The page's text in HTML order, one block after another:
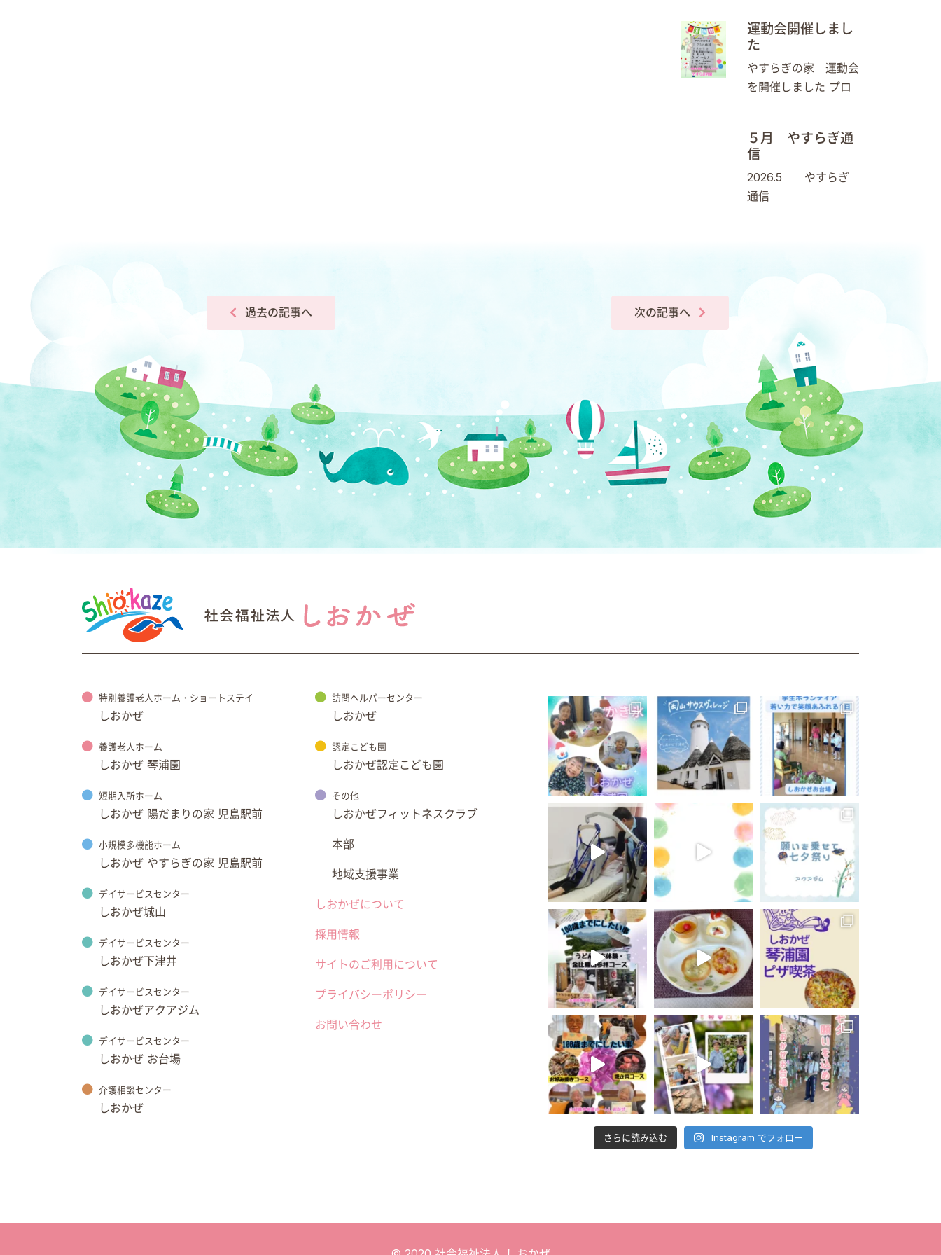
運動会開催しまし
た
やすらぎの家 運動会
を開催しました プロ
５月 やすらぎ通
信
2026.5 やすらぎ
通信
過去の記事へ 次の記事へ
特別養護老人ホーム・ショートステイ
しおかぜ
養護老人ホーム
しおかぜ 琴浦園
短期入所ホーム
しおかぜ 陽だまりの家 児島駅前
小規模多機能ホーム
しおかぜ やすらぎの家 児島駅前
デイサービスセンター
しおかぜ城山
デイサービスセンター
しおかぜ下津井
デイサービスセンター
しおかぜアクアジム
デイサービスセンター
しおかぜ お台場
介護相談センター
しおかぜ
訪問ヘルパーセンター
しおかぜ
認定こども園
しおかぜ認定こども園
その他
しおかぜフィットネスクラブ
本部
地域支援事業
しおかぜについて
採用情報
サイトのご利用について
プライバシーポリシー
お問い合わせ
さらに読み込む Instagram でフォロー